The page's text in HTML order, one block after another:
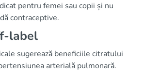
pentru femei sau copii și nu
contraceptive.
label
sugerează beneficiile citratului
arterială pulmonară.